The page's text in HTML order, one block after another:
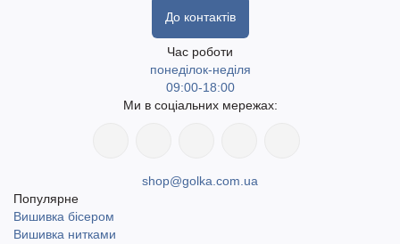
До контактів
Час роботи
понеділок-неділя
09:00-18:00
Ми в соціальних мережах:
shop@golka.com.ua
Популярне
Вишивка бісером
Вишивка нитками